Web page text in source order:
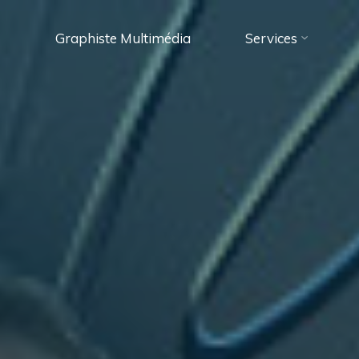
Graphiste Multimédia Services